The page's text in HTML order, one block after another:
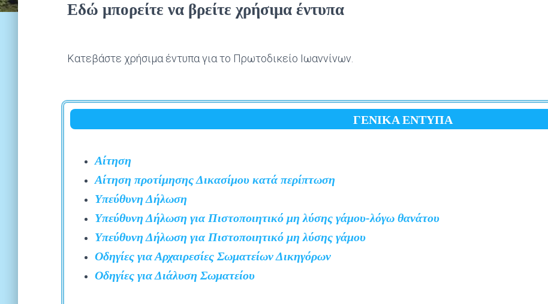
Εδώ μπορείτε να βρείτε χρήσιμα έντυπα
Κατεβάστε χρήσιμα έντυπα για το Πρωτοδικείο Ιωαννίνων.
ΓΕΝΙΚΑ ΕΝΤΥΠΑ
Αίτηση
Αίτηση προτίμησης Δικασίμου κατά περίπτωση
Υπεύθυνη Δήλωση
Υπεύθυνη Δήλωση για Πιστοποιητικό μη λύσης γάμου-λόγω θανάτου
Υπεύθυνη Δήλωση για Πιστοποιητικό μη λύσης γάμου
Οδηγίες για Αρχαιρεσίες Σωματείων Δικηγόρων
Οδηγίες για Διάλυση Σωματείου